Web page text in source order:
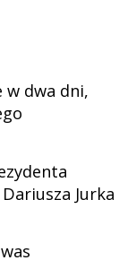
w dwa dni,
Jurka